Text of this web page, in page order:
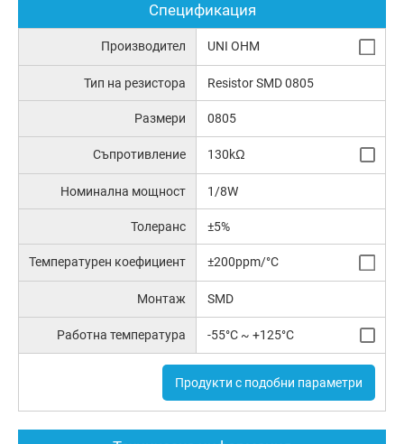
Спецификация
Производител UNI OHM
Тип на резистора Resistor SMD 0805
Размери 0805
Съпротивление 130kΩ
Номинална мощност 1/8W
Толеранс ±5%
Температурен коефициент ±200ppm/°C
Монтаж SMD
Работна температура -55°C ~ +125°C
Продукти с подобни параметри